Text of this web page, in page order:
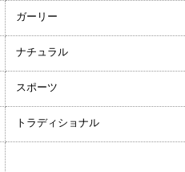
ガーリー
ナチュラル
スポーツ
トラディショナル